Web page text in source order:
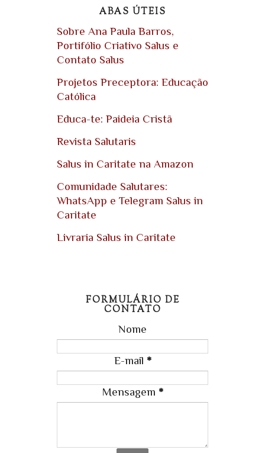
ABAS ÚTEIS
Sobre Ana Paula Barros,
Portifólio Criativo Salus e
Contato Salus
Projetos Preceptora: Educação
Católica
Educa-te: Paideia Cristã
Revista Salutaris
Salus in Caritate na Amazon
Comunidade Salutares:
WhatsApp e Telegram Salus in
Caritate
Livraria Salus in Caritate
FORMULÁRIO DE
CONTATO
Nome
E-mail *
Mensagem *